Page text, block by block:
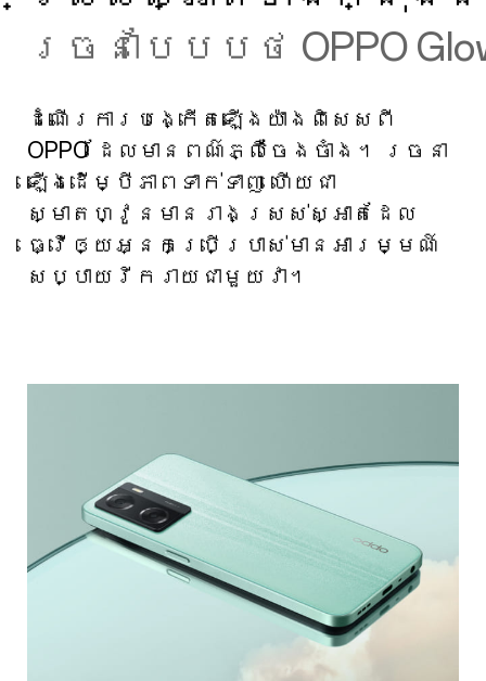
រចនាបែបបថ OPPO
ដំណើរការបង្កើតឡើងយ៉ាងពិសេសពី
OPPO ដែលមានពណ៌ភ្លឺចែងចាំង។ រចនា
ឡើងដើម្បីភាពទាក់ទាញ ហើយជា
ស្មាតហ្វូនមានរាងស្រស់ស្អាតដែល
ធ្វើឲ្យអ្នកប្រើប្រាស់មានអារម្មណ៍
សប្បាយរីករាយជាមួយវា។